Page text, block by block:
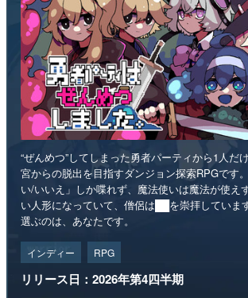
“ぜんめつ”してしまった勇者パーティから1人だ
宮からの脱出を目指すダンジョン探索RPGです
い/いいえ」しか喋れず、魔法使いは魔法が使え
い人形になっていて、僧侶は██を崇拝していま
選ぶのは、あなたです。
インディー RPG
リリース日：2026年第4四半期